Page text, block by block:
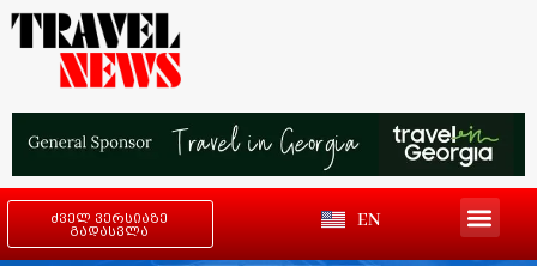
ძველ ვერსიაზე
გადასვლა
EN